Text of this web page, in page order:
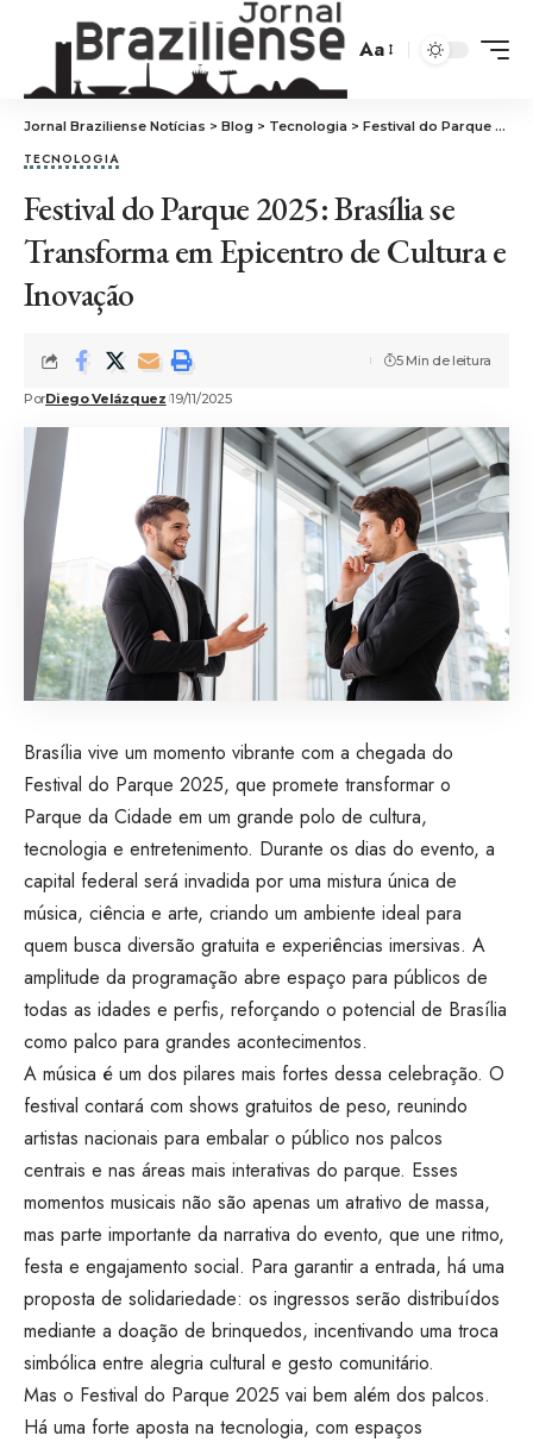
Aa
Jornal Braziliense Notícias > Blog > Tecnologia > Festival do Parque 2025: Brasília se Transforma em Epicentro de Cultura e Inovação
TECNOLOGIA
Festival do Parque 2025: Brasília se
Transforma em Epicentro de Cultura e
Inovação
PorDiego Velázquez 19/11/2025
5 Min de leitura
Brasília vive um momento vibrante com a chegada do
Festival do Parque 2025, que promete transformar o
Parque da Cidade em um grande polo de cultura,
tecnologia e entretenimento. Durante os dias do evento, a
capital federal será invadida por uma mistura única de
música, ciência e arte, criando um ambiente ideal para
quem busca diversão gratuita e experiências imersivas. A
amplitude da programação abre espaço para públicos de
todas as idades e perfis, reforçando o potencial de Brasília
como palco para grandes acontecimentos.
A música é um dos pilares mais fortes dessa celebração. O
festival contará com shows gratuitos de peso, reunindo
artistas nacionais para embalar o público nos palcos
centrais e nas áreas mais interativas do parque. Esses
momentos musicais não são apenas um atrativo de massa,
mas parte importante da narrativa do evento, que une ritmo,
festa e engajamento social. Para garantir a entrada, há uma
proposta de solidariedade: os ingressos serão distribuídos
mediante a doação de brinquedos, incentivando uma troca
simbólica entre alegria cultural e gesto comunitário.
Mas o Festival do Parque 2025 vai bem além dos palcos.
Há uma forte aposta na tecnologia, com espaços